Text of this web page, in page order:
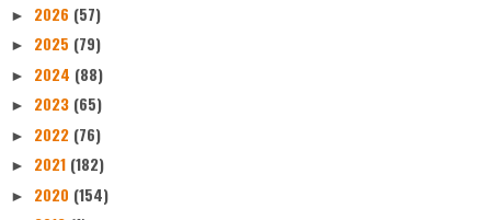
► 2026 (57)
► 2025 (79)
► 2024 (88)
► 2023 (65)
► 2022 (76)
► 2021 (182)
► 2020 (154)